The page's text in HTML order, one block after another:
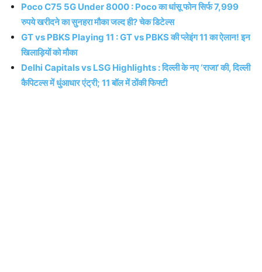
Poco C75 5G Under 8000 : Poco का धांसू फोन सिर्फ 7,999
रुपये खरीदने का सुनहरा मौका जल्द ही? चेक डिटेल्स
GT vs PBKS Playing 11 : GT vs PBKS की प्लेइंग 11 का ऐलान! इन
खिलाड़ियों को मौका
Delhi Capitals vs LSG Highlights : दिल्ली के नए ‘राजा’ की, दिल्ली
कैपिटल्स में धुंआधार एंट्री; 11 बॉल में ठोंकी फिफ्टी